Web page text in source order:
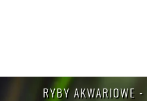
RYBY AKWARIOWE